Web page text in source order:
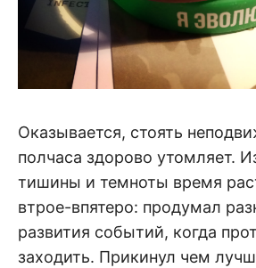
Оказывается, стоять
полчаса здорово утомляет.
тишины и темноты время
втрое-впятеро: продумал
развития событий, когда
заходить. Прикинул чем